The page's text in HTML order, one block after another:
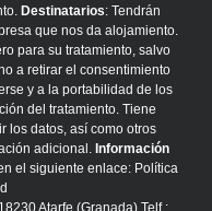
Destinatarios: Tendrán
que nos da alojamiento.
para su tratamiento, salvo
a retirar el consentimiento
y a la portabilidad de los
del tratamiento. Tiene
los datos, así como otros
adicional. Información
el siguiente enlace: Política
Atarfe (Granada) Telf.: